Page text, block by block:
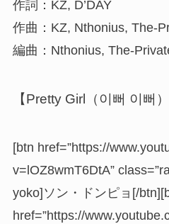
作詞：KZ, D’DAY
作曲：KZ, Nthonius, The-
編曲：Nthonius, The-
【Pretty Girl（이뻐 이뻐
[btn href=”https://
v=lOZ8wmT6DtA”
yoko]ソン・ドンピョ[/
href=”https://